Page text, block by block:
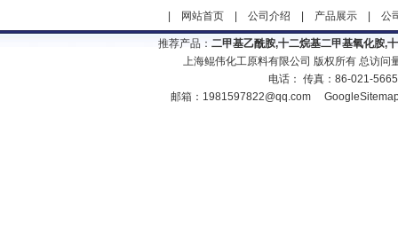
网站首页| 公司介绍 产品展示| 公
推荐产品： 二甲基乙酰胺,十二烷基二甲基氧化胺,
上海鲲伟化工原料有限公司 版权所有 总访问
电话： 传真：86-021-
邮箱： 1981597822@qq.com